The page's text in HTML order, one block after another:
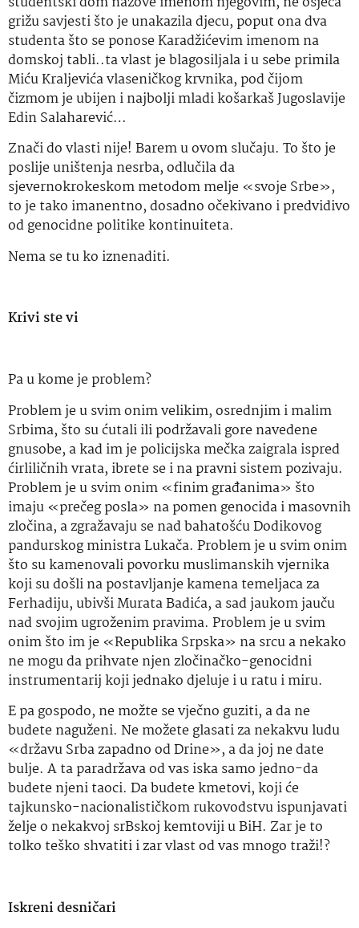
grižu savjesti što je unakazila djecu, poput ona dva
studenta što se ponose Karadžićevim imenom na
domskoj tabli..ta vlast je blagosiljala i u sebe primila
Miću Kraljevića vlaseničkog krvnika, pod čijom
čizmom je ubijen i najbolji mladi košarkaš Jugoslavije
Edin Salaharević…
Znači do vlasti nije! Barem u ovom slučaju. To što je
poslije uništenja nesrba, odlučila da
sjevernokrokeskom metodom melje «svoje Srbe»,
to je tako imanentno, dosadno očekivano i predvidivo
od genocidne politike kontinuiteta.
Nema se tu ko iznenaditi.
Krivi ste vi
Pa u kome je problem?
Problem je u svim onim velikim, osrednjim i malim
Srbima, što su ćutali ili podržavali gore navedene
gnusobe, a kad im je policijska mečka zaigrala ispred
ćirliličnih vrata, ibrete se i na pravni sistem pozivaju.
Problem je u svim onim «finim građanima» što
imaju «prečeg posla» na pomen genocida i masovnih
zločina, a zgražavaju se nad bahatošću Dodikovog
pandurskog ministra Lukača. Problem je u svim onim
što su kamenovali povorku muslimanskih vjernika
koji su došli na postavljanje kamena temeljaca za
Ferhadiju, ubivši Murata Badića, a sad jaukom jauču
nad svojim ugroženim pravima. Problem je u svim
onim što im je «Republika Srpska» na srcu a nekako
ne mogu da prihvate njen zločinačko-genocidni
instrumentarij koji jednako djeluje i u ratu i miru.
E pa gospodo, ne možte se vječno guziti, a da ne
budete naguženi. Ne možete glasati za nekakvu ludu
«državu Srba zapadno od Drine», a da joj ne date
bulje. A ta paradržava od vas iska samo jedno-da
budete njeni taoci. Da budete kmetovi, koji će
tajkunsko-nacionalističkom rukovodstvu ispunjavati
želje o nekakvoj srBskoj kemtoviji u BiH. Zar je to
tolko teško shvatiti i zar vlast od vas mnogo traži!?
Iskreni desničari